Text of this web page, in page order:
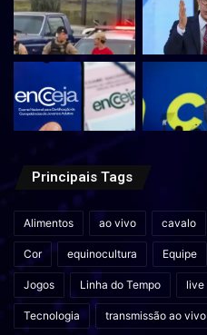
Principais Tags
Alimentos ao vivo cavalo
Cor equinocultura Equipe
Jogos Linha do Tempo live
Tecnologia transmissão ao vivo